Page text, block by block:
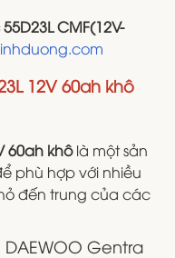
CMF(12V-
12V 60ah khô
60ah khôlà một sản
phù hợp với nhiều
đến trung của các
Gentra